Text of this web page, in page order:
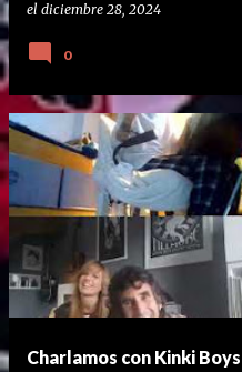
el diciembre 28, 2024
0
Charlamos con Kinki Boys